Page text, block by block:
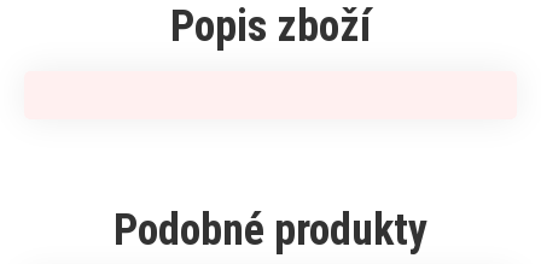
Popis zboží
Podobné produkty